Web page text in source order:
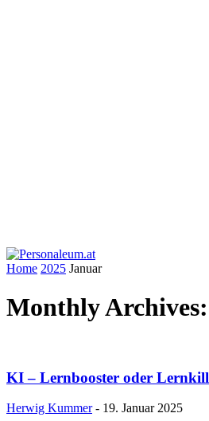
Home 2025 Januar
Monthly
KI – Lernbooster oder
Herwig Kummer - 19. Januar 2025